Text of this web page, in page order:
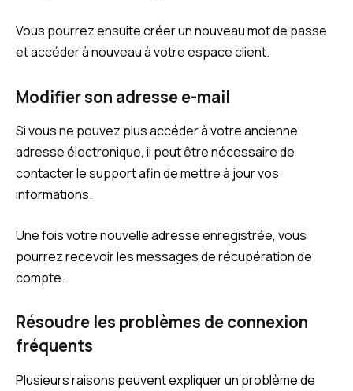
Vous pourrez ensuite créer un nouveau mot de passe
et accéder à nouveau à votre espace client.
Modifier son adresse e-mail
Si vous ne pouvez plus accéder à votre ancienne
adresse électronique, il peut être nécessaire de
contacter le support afin de mettre à jour vos
informations.
Une fois votre nouvelle adresse enregistrée, vous
pourrez recevoir les messages de récupération de
compte.
Résoudre les problèmes de connexion
fréquents
Plusieurs raisons peuvent expliquer un problème de